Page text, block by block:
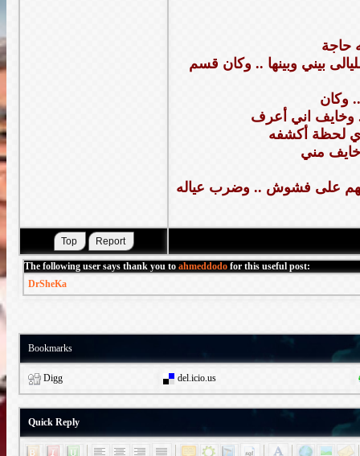
بيني وبينها .. وكان قسم
وكان
وخايف اني أعرف
على فشوش .. وضرب عياله
The following user says thank you to ahmeddodo for this useful post:
DrSheKa
Bookmarks
Digg del.icio.us
Quick Reply